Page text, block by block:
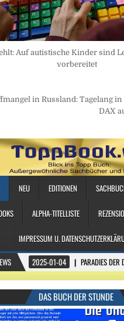
Auf autistische Kinder sind
vorbereitet
in Russland: Tagelang in
DAX